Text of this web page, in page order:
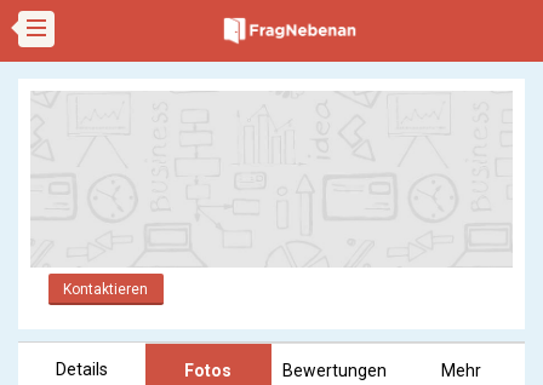
Kontaktieren
Details Fotos Bewertungen Mehr